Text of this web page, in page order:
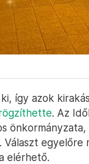
így azok
. Az
Választ
elérhető.